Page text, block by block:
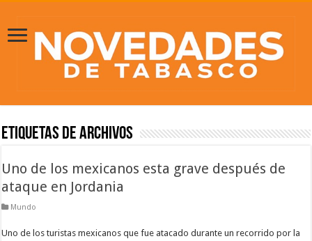
Etiquetas de Archivos
Uno de los mexicanos esta grave después de
ataque en Jordania
Mundo
Uno de los turistas mexicanos que fue atacado durante un recorrido por la